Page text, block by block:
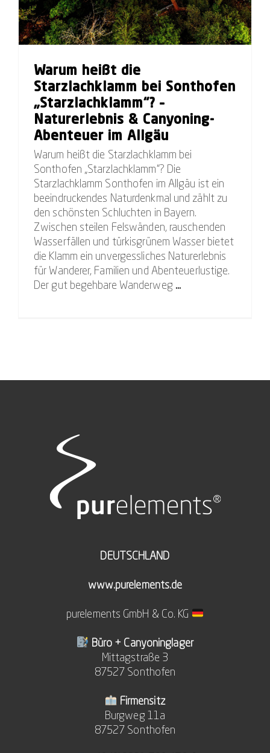
Warum heißt die
Starzlachklamm bei Sonthofen
„Starzlachklamm“? –
Naturerlebnis & Canyoning-
Abenteuer im Allgäu
Warum heißt die Starzlachklamm bei
Sonthofen „Starzlachklamm“? Die
Starzlachklamm Sonthofen im Allgäu ist ein
beeindruckendes Naturdenkmal und zählt zu
den schönsten Schluchten in Bayern.
Zwischen steilen Felswänden, rauschenden
Wasserfällen und türkisgrünem Wasser bietet
die Klamm ein unvergessliches Naturerlebnis
für Wanderer, Familien und Abenteuerlustige.
Der gut begehbare Wanderweg ...
DEUTSCHLAND
www.purelements.de
purelements GmbH & Co. KG
Büro + Canyoninglager
Mittagstraße 3
87527 Sonthofen
Firmensitz
Burgweg 11a
87527 Sonthofen